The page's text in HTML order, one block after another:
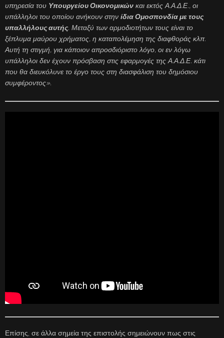
υπηρεσία του Υπουργείου Οικονομικών και εκτός Α.Α.Δ.Ε., οι
υπάλληλοι του οποίου ανήκουν στην ίδια Ομοσπονδία με τους
υπαλλήλους αυτής. Μεταξύ των αρμοδιοτήτων τους είναι το
ξέπλυμα μαύρου χρήματος, η καταπολέμηση της διαφθοράς κλπ.
Αυτή τη στιγμή, για κάποιον απροσδιόριστο λόγο, οι εν λόγω
υπάλληλοι δεν έχουν πρόσβαση στις εφαρμογές της Α.Α.Δ.Ε. κάτι
που θα διευκόλυνε το έργο τους στη διασφάλιση του δημόσιου
συμφέροντος».
Επίσης, σε άλλα σημεία της επιστολής σημειώνουν πως στις